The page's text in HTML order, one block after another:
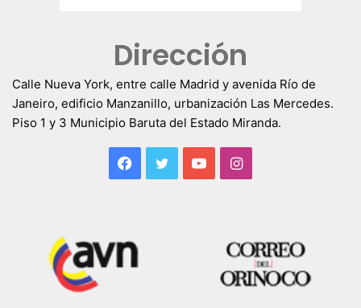
Dirección
Calle Nueva York, entre calle Madrid y avenida Río de
Janeiro, edificio Manzanillo, urbanización Las Mercedes.
Piso 1 y 3 Municipio Baruta del Estado Miranda.
Facebook
TwitterYouTubeInstagram